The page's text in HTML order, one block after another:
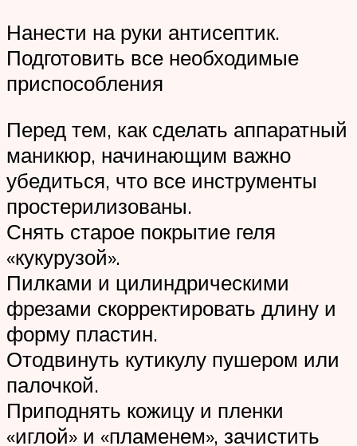
Нанести на руки антисептик.
Подготовить все необходимые
приспособления
Перед тем, как сделать аппаратный
маникюр, начинающим важно
убедиться, что все инструменты
простерилизованы.
Снять старое покрытие геля
«кукурузой».
Пилками и цилиндрическими
фрезами скорректировать длину и
форму пластин.
Отодвинуть кутикулу пушером или
палочкой.
Приподнять кожицу и пленки
«иглой» и «пламенем», зачистить